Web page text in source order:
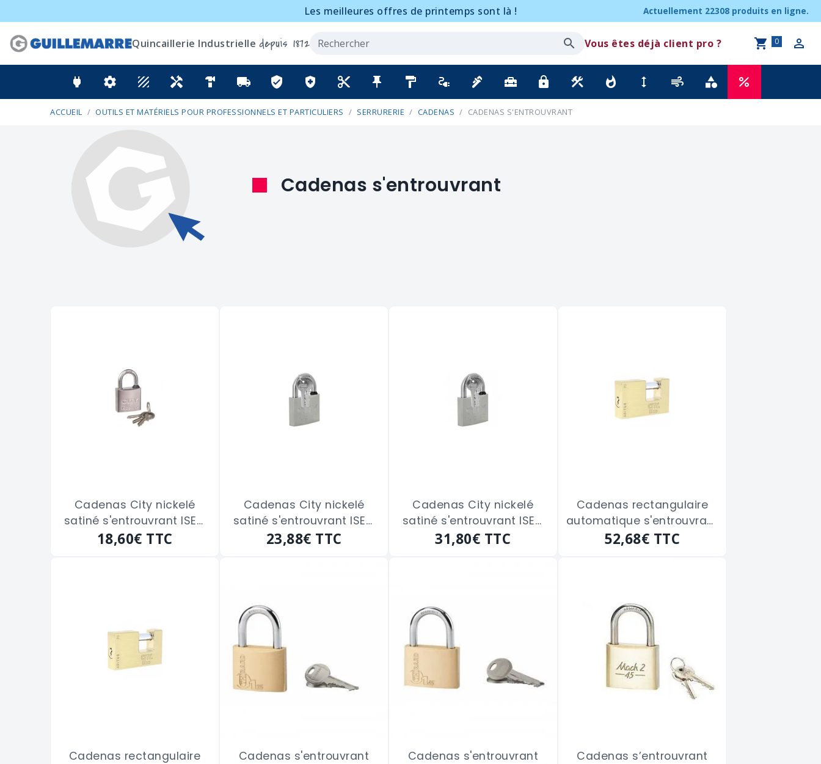
Les meilleures offres de printemps sont là ! Actuellement 22308 produits en ligne.
Quincaillerie Industrielle depuis 1872 Vous êtes déjà client pro ?
power settings texture handyman hardware local_shipping verified_user health_and_safety content_cut push_pin format_paint electrical_services plumbing home_repair_service lock construction whatshot height air category percent
0
ACCUEIL OUTILS ET MATÉRIELS POUR PROFESSIONNELS ET PARTICULIERS SERRURERIE CADENAS CADENAS S'ENTROUVRANT
Cadenas s'entrouvrant
Cadenas City nickelé
satiné s'entrouvrant ISEO
"02032008" de 30 m/m
18,60€ TTC
Cadenas City nickelé
satiné s'entrouvrant ISEO
"02042108" de 35 m/m
23,88€ TTC
Cadenas City nickelé
satiné s'entrouvrant ISEO
"02052208" de 45 m/m
31,80€ TTC
Cadenas rectangulaire
automatique s'entrouvrant
ISEO "ADITUS" de 75 m/m
52,68€ TTC
Cadenas rectangulaire
Cadenas s'entrouvrant
Cadenas s'entrouvrant
Cadenas s’entrouvrant